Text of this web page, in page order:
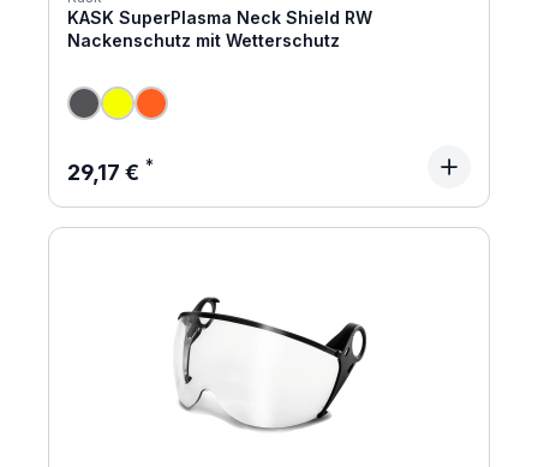
KASK SuperPlasma Neck Shield RW
Nackenschutz mit Wetterschutz
Regulärer Preis:
29,17 €